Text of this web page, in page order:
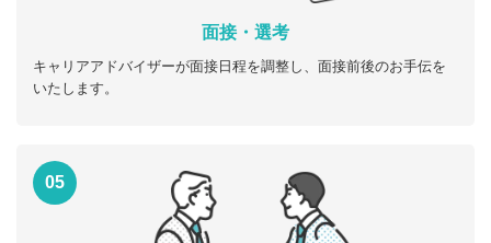
面接・選考
キャリアアドバイザーが面接日程を調整し、面接前後のお手伝を
いたします。
05